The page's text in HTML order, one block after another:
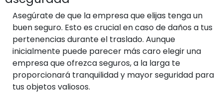
Asegúrate de que la empresa que elijas tenga un
buen seguro. Esto es crucial en caso de daños a tus
pertenencias durante el traslado. Aunque
inicialmente puede parecer más caro elegir una
empresa que ofrezca seguros, a la larga te
proporcionará tranquilidad y mayor seguridad para
tus objetos valiosos.